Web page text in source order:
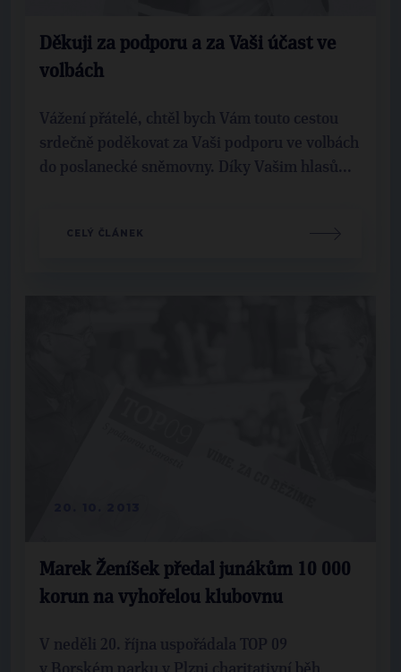
Děkuji za podporu a za Vaši účast ve
volbách
Vážení přátelé, chtěl bych Vám touto cestou
srdečně poděkovat za Vaši podporu ve volbách
do poslanecké sněmovny. Díky Vašim hlasů...
CELÝ ČLÁNEK
Marek Ženíšek předal junákům 10 000
korun na vyhořelou klubovnu
V neděli 20. října uspořádala TOP 09